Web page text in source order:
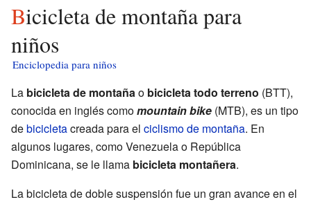
Bicicleta de montaña para
niños
Enciclopedia para niños
La bicicleta de montañao bicicleta todo terreno (BTT),
conocida en inglés comomountain bike (MTB), es un tipo
debicicletacreada para el ciclismo de montaña. En
algunos lugares, como Venezuela o República
Dominicana, se le llama bicicleta montañera.
La bicicleta de doble suspensión fue un gran avance en el